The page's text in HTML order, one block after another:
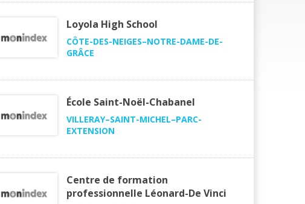
Loyola High School
CÔTE-DES-NEIGES–NOTRE-DAME-DE-
GRÂCE
École Saint-Noël-Chabanel
VILLERAY–SAINT-MICHEL–PARC-
EXTENSION
Centre de formation
professionnelle Léonard-De Vinci